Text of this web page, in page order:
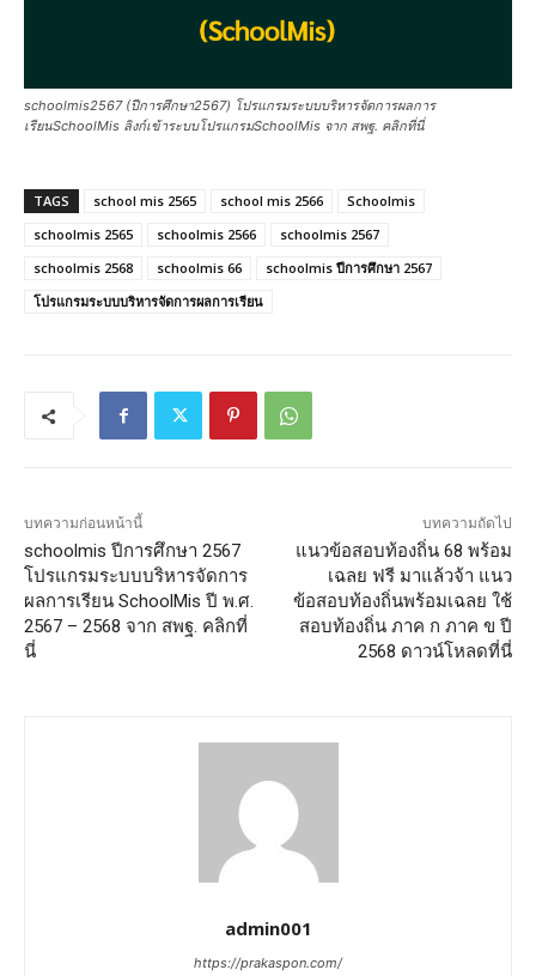
schoolmis2567 (ปีการศึกษา2567) โปรแกรมระบบบริหารจัดการผลการ
เรียนSchoolMis ลิงก์เข้าระบบโปรแกรมSchoolMis จาก สพฐ. คลิกที่นี่
TAGS school mis 2565 school mis 2566
Schoolmis
schoolmis 2565
schoolmis 2566
schoolmis 2567
schoolmis 2568
schoolmis 66
schoolmis ปีการศึกษา 2567
โปรแกรมระบบบริหารจัดการผลการเรียน
บทความก่อนหน้านี้
schoolmis ปีการศึกษา 2567
โปรแกรมระบบบริหารจัดการ
ผลการเรียน SchoolMis ปี พ.ศ.
2567 – 2568 จาก สพฐ. คลิกที่
นี่
บทความถัดไป
แนวข้อสอบท้องถิ่น 68 พร้อม
เฉลย ฟรี มาแล้วจ้า แนว
ข้อสอบท้องถิ่นพร้อมเฉลย ใช้
สอบท้องถิ่น ภาค ก ภาค ข ปี
2568 ดาวน์โหลดที่นี่
admin001
https://prakaspon.com/